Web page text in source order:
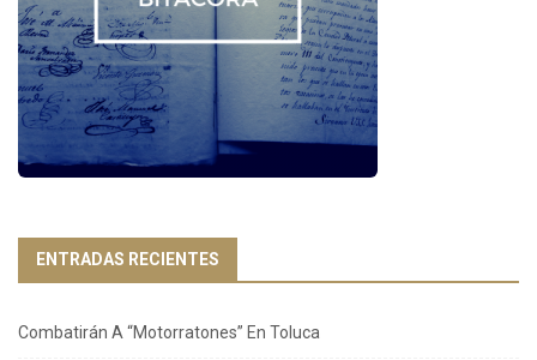
ENTRADAS RECIENTES
Combatirán A “Motorratones” En Toluca